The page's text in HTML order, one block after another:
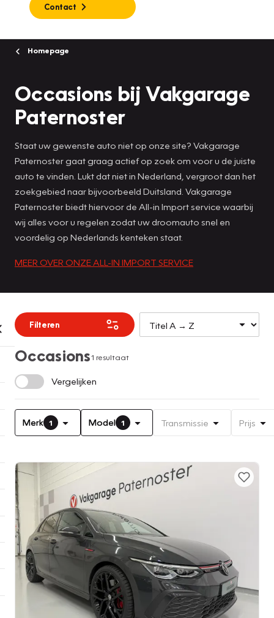
Contact
Homepage
Occasions bij Vakgarage
Paternoster
Staat uw gewenste auto niet op onze site? Vakgarage
Paternoster gaat graag actief op zoek om voor u de juiste
auto te vinden. Lukt dat niet in Nederland, vergroot dan het
zoekgebied naar bijvoorbeeld Duitsland. Vakgarage
Paternoster biedt hiervoor de All-in Import service waarbij
wij alles voor u regelen zodat uw droomauto snel en
voordelig op Nederlands kenteken staat.
MEER OVER ONZE ALL-IN IMPORT SERVICE
Filteren
Occasions1 resultaat
Vergelijken
Merk 1 Model 1 Transmissie Prijs